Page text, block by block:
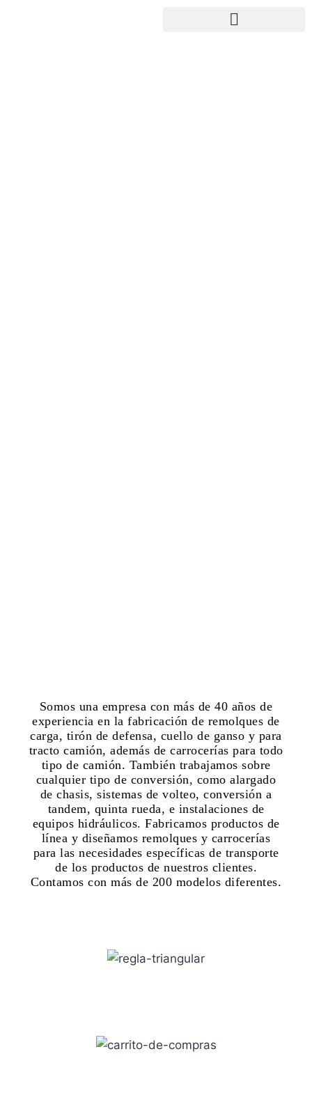
Somos una empresa con más de 40 años de
experiencia en la fabricación de remolques de
carga, tirón de defensa, cuello de ganso y para
tracto camión, además de carrocerías para todo
tipo de camión. También trabajamos sobre
cualquier tipo de conversión, como alargado
de chasis, sistemas de volteo, conversión a
tandem, quinta rueda, e instalaciones de
equipos hidráulicos. Fabricamos productos de
línea y diseñamos remolques y carrocerías
para las necesidades específicas de transporte
de los productos de nuestros clientes.
Contamos con más de 200 modelos diferentes.